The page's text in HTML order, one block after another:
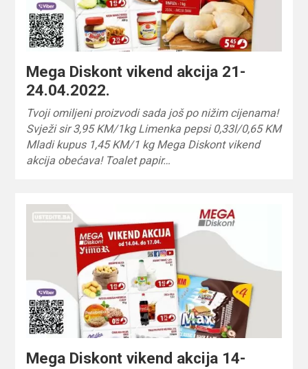
Mega Diskont vikend akcija 21-
24.04.2022.
Tvoji omiljeni proizvodi sada još po nižim cijenama!
Svježi sir 3,95 KM/1kg Limenka pepsi 0,33l/0,65 KM
Mladi kupus 1,45 KM/1 kg Mega Diskont vikend
akcija obećava! Toalet papir…
Mega Diskont vikend akcija 14-